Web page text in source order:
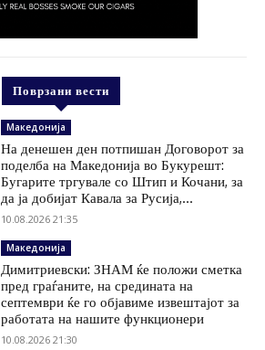
Поврзани вести
Македонија
На денешен ден потпишан Договорот за
поделба на Македонија во Букурешт:
Бугарите тргувале со Штип и Кочани, за
да ја добијат Кавала за Русија,...
10.08.2026 21:35
Македонија
Димитриевски: ЗНАМ ќе положи сметка
пред граѓаните, на средината на
септември ќе го објавиме извештајот за
работата на нашите функционери
10.08.2026 21:30